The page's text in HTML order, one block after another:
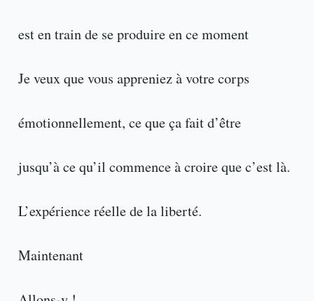
est en train de se produire en ce moment
Je veux que vous appreniez à votre corps
émotionnellement, ce que ça fait d’être
jusqu’à ce qu’il commence à croire que c’est là.
L’expérience réelle de la liberté.
Maintenant